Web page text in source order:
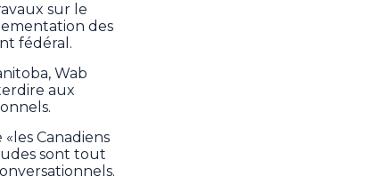
sur le
des
fédéral.
Wab
aux
Canadiens
sont tout